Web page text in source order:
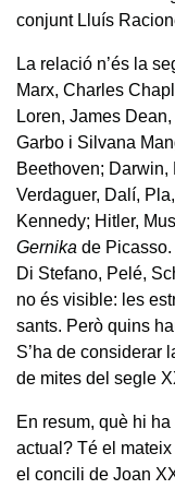
conjunt Lluís
La relació n’és la
Marx, Charles
Loren, James
Garbo i Silvana
Beethoven; Darwin,
Verdaguer, Dalí,
Kennedy; Hitler,
Gernika de
Di Stefano, Pelé,
no és visible: les
sants. Però quins
S’ha de considerar
de mites del segle
En resum, què hi
actual? Té el
el concili de Joan